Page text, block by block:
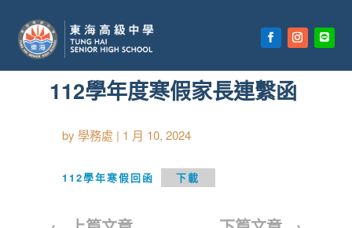
首頁»【首頁公告欄】
112學年度寒假家長連繫函
by 學務處 | 1 月 10, 2024
112學年寒假回函 下載